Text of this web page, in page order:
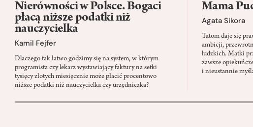
Nierówności w Polsce. Bogaci
płacą niższe podatki niż
nauczycielka
Kamil Fejfer
Dlaczego tak łatwo godzimy się na system, w którym
programista czy lekarz wystawiający faktury na setki
tysięcy złotych miesięcznie może płacić procentowo
niższe podatki niż nauczycielka czy urzędniczka?
Mama
Agata Sikora
Tatom daje się
ambicji,
ludzkich. Matki
zawsze
i nieustannie